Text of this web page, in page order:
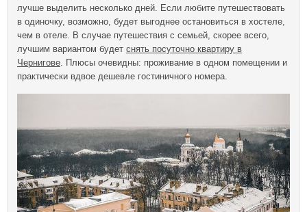
лучше выделить несколько дней. Если любите путешествовать
в одиночку, возможно, будет выгоднее остановиться в хостеле,
чем в отеле. В случае путешествия с семьей, скорее всего,
лучшим вариантом будет снять посуточно квартиру в
Чернигове . Плюсы очевидны: проживание в одном помещении и
практически вдвое дешевле гостиничного номера.